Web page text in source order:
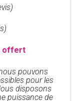
offert
pouvons
pour les
disposons
puissance de